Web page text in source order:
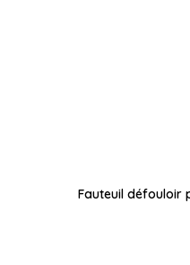
Fauteuil défouloir